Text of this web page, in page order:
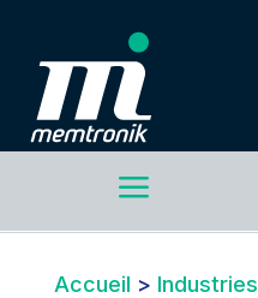
a
Accueil > Industries